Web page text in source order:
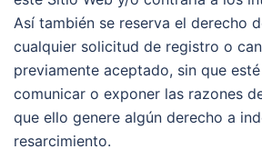
Así también se reserva el derecho
cualquier solicitud de registro o
previamente aceptado, sin que
comunicar o exponer las razones
que ello genere algún derecho a
resarcimiento.